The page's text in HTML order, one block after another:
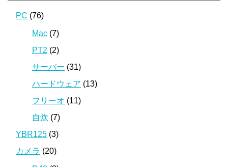
PC (76)
Mac (7)
PT2 (2)
サーバー (31)
ハードウェア (13)
フリーオ (11)
自炊 (7)
YBR125 (3)
カメラ (20)